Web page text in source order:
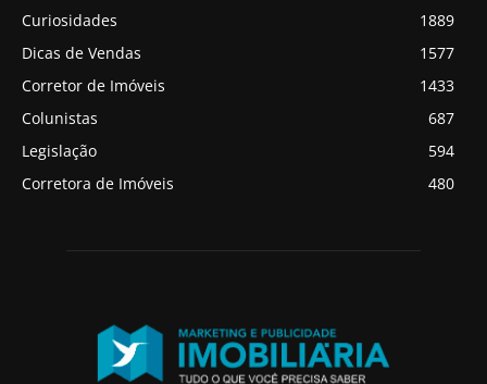
Curiosidades
1889
Dicas de Vendas
1577
Corretor de Imóveis
1433
Colunistas
687
Legislação
594
Corretora de Imóveis
480